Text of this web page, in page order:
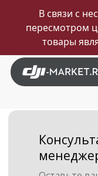
В связи с
пересмотром
товары
менеджера
форме и мы
ближайшее время